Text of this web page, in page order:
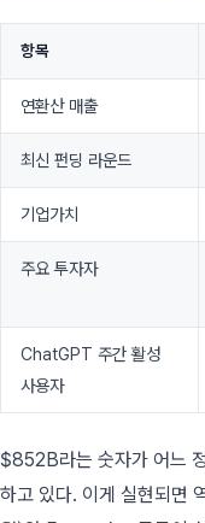
항목
연환산 매출
최신 펀딩 라운드
기업가치
주요 투자자
ChatGPT 주간 활성
사용자
$852B라는 숫자가 어느
하고 있다. 이게 실현되